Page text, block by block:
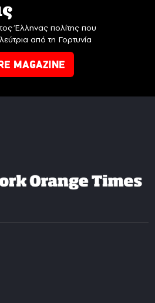
Έλληνας πολίτης που
από τη Γορτυνία
MAGAZINE